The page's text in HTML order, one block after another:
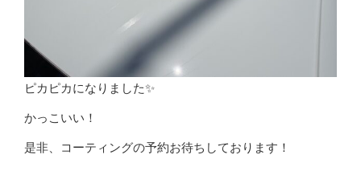
ピカピカになりました✨
かっこいい！
是非、コーティングの予約お待ちしております！